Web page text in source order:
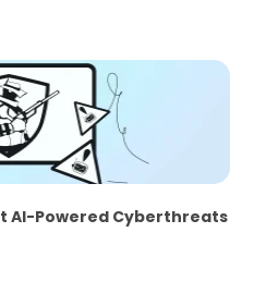
AI-Powered Cyberthreats